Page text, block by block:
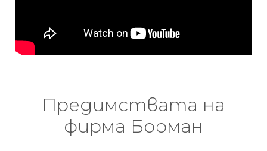
Предимствата на
фирма Борман